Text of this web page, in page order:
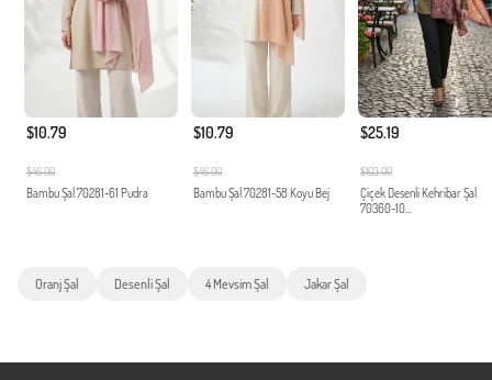
$10.79
$46.00
Bambu Şal 70281-61 Pudra
$10.79
$46.00
Bambu Şal 70281-58 Koyu Bej
$25.19
$103.00
Çiçek Desenli Kehribar Şal
70360-10...
Oranj Şal Desenli Şal 4 Mevsim Şal Jakar Şal